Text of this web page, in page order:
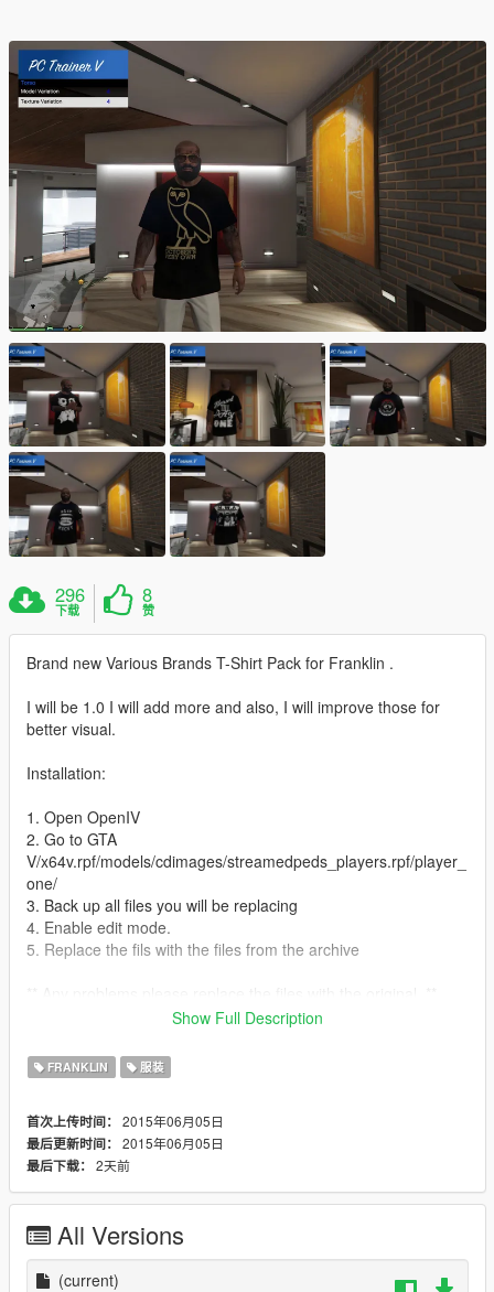
296
下载
8
赞
Brand new Various Brands T-Shirt Pack for Franklin .
I will be 1.0 I will add more and also, I will improve those for
better visual.
Installation:
1. Open OpenIV
2. Go to GTA
V/x64v.rpf/models/cdimages/streamedpeds_players.rpf/player_
one/
3. Back up all files you will be replacing
4. Enable edit mode.
5. Replace the fils with the files from the archive
Special thank's to : Whysodrake
***Any ideeas & requests will be done ! (if they are good )***
Show Full Description
FRANKLIN 服装
首次上传时间： 2015年06月05日
最后更新时间： 2015年06月05日
最后下载： 2天前
All Versions
(current)